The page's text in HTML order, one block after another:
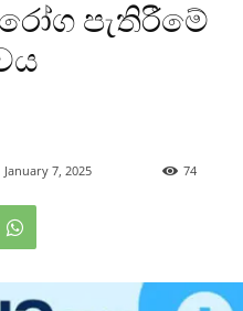
පැතිරීමේ
January 7, 2025 74